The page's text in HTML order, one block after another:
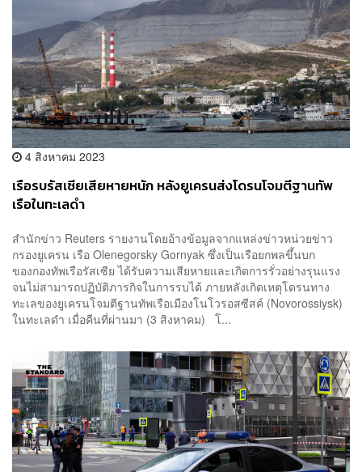
4 สิงหาคม 2023
เรือรบรัสเซียเสียหายหนัก หลังยูเครนส่งโดรนโจมตีฐานทัพ
เรือในทะเลดำ
สำนักข่าว Reuters รายงานโดยอ้างข้อมูลจากแหล่งข่าวหน่วยข่าว
กรองยูเครน เรือ Olenegorsky Gornyak ซึ่งเป็นเรือยกพลขึ้นบก
ของกองทัพเรือรัสเซีย ได้รับความเสียหายและเกิดการรั่วอย่างรุนแรง
จนไม่สามารถปฏิบัติภารกิจในการรบได้ ภายหลังเกิดเหตุโดรนทาง
ทะเลของยูเครนโจมตีฐานทัพเรือเมืองโนโวรอสซีสค์ (Novorossiysk)
ในทะเลดำ เมื่อคืนที่ผ่านมา (3 สิงหาคม) โ...